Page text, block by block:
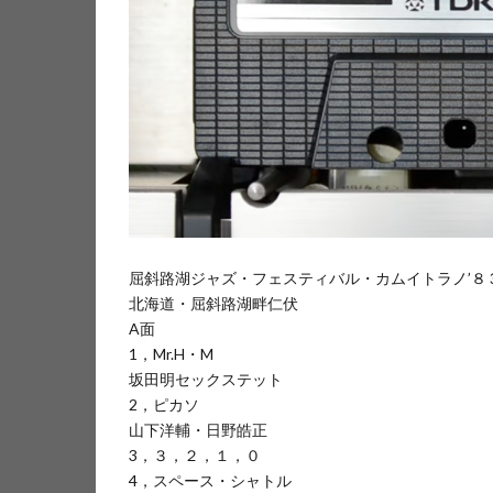
屈斜路湖ジャズ・フェスティバル・カムイトラノ’８
北海道・屈斜路湖畔仁伏
A面
1，Mr.H・M
坂田明セックステット
2，ピカソ
山下洋輔・日野皓正
3，３，２，１，０
4，スペース・シャトル